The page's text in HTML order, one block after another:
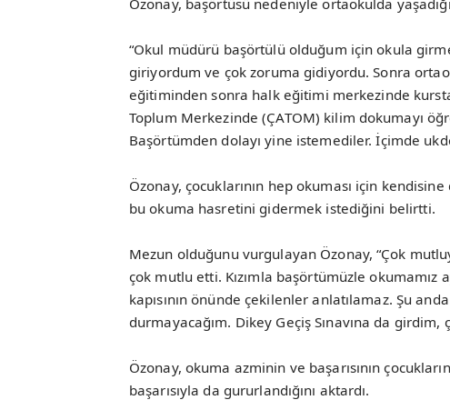
Özonay, başörtüsü nedeniyle ortaokulda
“Okul müdürü başörtülü olduğum için okula
giriyordum ve çok zoruma gidiyordu. Sonra
eğitiminden sonra halk eğitimi merkezinde
Toplum Merkezinde (ÇATOM) kilim dokumayı
Başörtümden dolayı yine istemediler. İçimde
Özonay, çocuklarının hep okuması için
bu okuma hasretini gidermek istediğini belirtti.
Mezun olduğunu vurgulayan Özonay, “Çok
çok mutlu etti. Kızımla başörtümüzle
kapısının önünde çekilenler anlatılamaz. Şu
durmayacağım. Dikey Geçiş Sınavına da
Özonay, okuma azminin ve başarısının
başarısıyla da gururlandığını aktardı.